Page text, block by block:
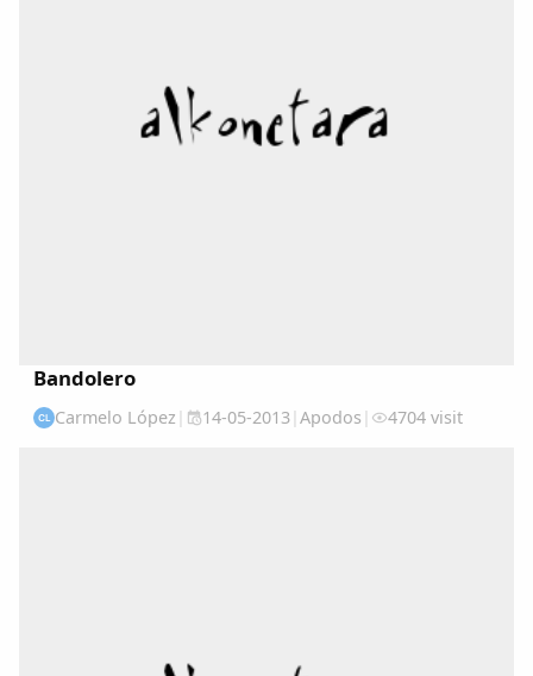
Bandolero
CL Carmelo López | 14-05-2013| Apodos | 4704 visit